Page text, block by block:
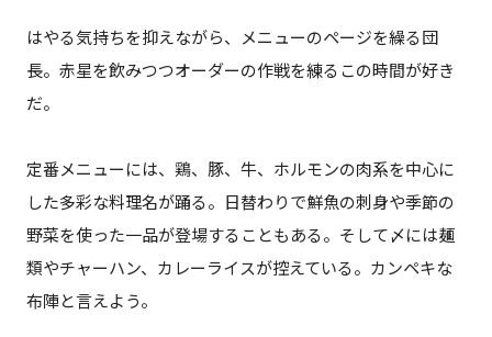
はやる気持ちを抑えながら、メニューのページを繰る団
長。赤星を飲みつつオーダーの作戦を練るこの時間が好き
だ。
定番メニューには、鶏、豚、牛、ホルモンの肉系を中心に
した多彩な料理名が踊る。日替わりで鮮魚の刺身や季節の
野菜を使った一品が登場することもある。そして〆には麺
類やチャーハン、カレーライスが控えている。カンペキな
布陣と言えよう。